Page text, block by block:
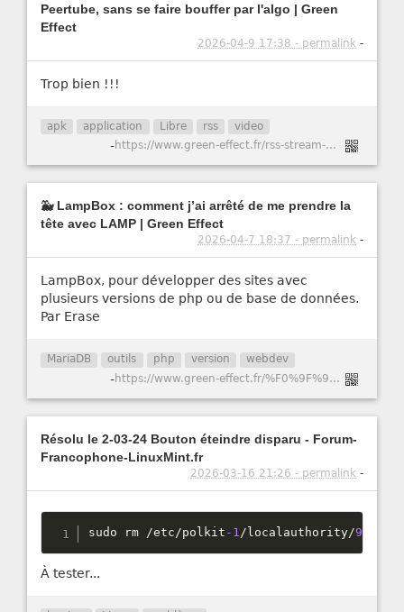
Peertube, sans se faire bouffer par l'algo | Green
Effect
2026-04-9 17:38 - permalink -
Trop bien !!!
apk application Libre rss video
- https://www.green-effect.fr/rss-stream-suivre-des-videos-youtube-et-peertube-sans-se-faire-bouffer-par-l-algo
🐳 LampBox : comment j’ai arrêté de me prendre la
tête avec LAMP | Green Effect
2026-04-7 18:37 - permalink -
LampBox, pour développer des sites avec
plusieurs versions de php ou de base de données.
Par Erase
MariaDB outils php version webdev
- https://www.green-effect.fr/%F0%9F%90%B3-lampbox-comment-j%E2%80%99ai-arr%C3%AAt%C3%A9-de-me-prendre-la-t%C3%AAte-avec-lamp
Résolu le 2-03-24 Bouton éteindre disparu - Forum-
Francophone-LinuxMint.fr
2026-03-16 21:26 - permalink -
sudo rm /etc/polkit -1/ localauthority/90
À tester...